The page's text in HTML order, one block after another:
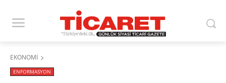
EKONOMİ
ENFORMASYON